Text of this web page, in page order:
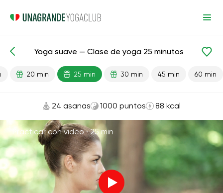
Lecciones preparadas Comienzo Flexibilidad
Yoga suave — Clase de yoga 25 minutos
20 min 25 min 30 min 45 min 60 min
24 asanas 1000 puntos 88 kcal
Practicar con video ·25 min